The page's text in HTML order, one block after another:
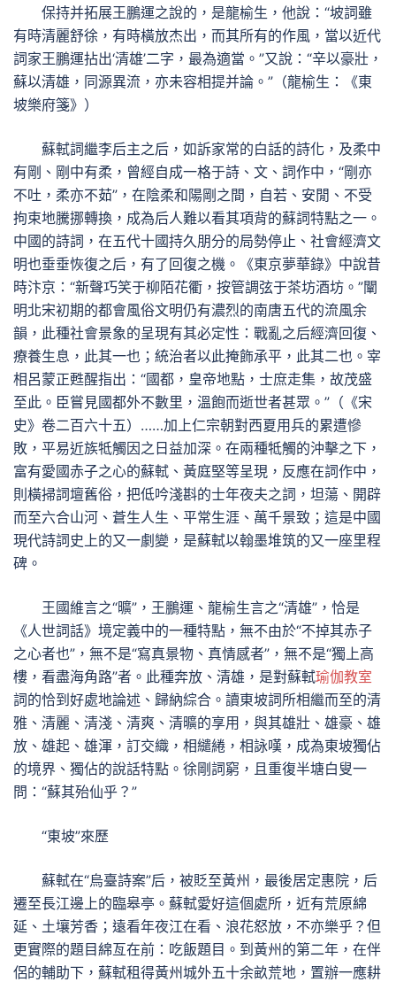
保持并拓展王鵬運之說的，是龍榆生，他說：“坡詞雖
有時清麗舒徐，有時橫放杰出，而其所有的作風，當以近代
詞家王鵬運拈出‘清雄’二字，最為適當。”又說：“辛以豪壯，
蘇以清雄，同源異流，亦未容相提并論。”（龍榆生：《東
坡樂府箋》）
蘇軾詞繼李后主之后，如訴家常的白話的詩化，及柔中
有剛、剛中有柔，曾經自成一格于詩、文、詞作中，“剛亦
不吐，柔亦不茹”，在陰柔和陽剛之間，自若、安閒、不受
拘束地騰挪轉換，成為后人難以看其項背的蘇詞特點之一。
中國的詩詞，在五代十國持久朋分的局勢停止、社會經濟文
明也垂垂恢復之后，有了回復之機。《東京夢華錄》中說昔
時汴京：“新聲巧笑于柳陌花衢，按管調弦于茶坊酒坊。”闡
明北宋初期的都會風俗文明仍有濃烈的南唐五代的流風余
韻，此種社會景象的呈現有其必定性：戰亂之后經濟回復、
療養生息，此其一也；統治者以此掩飾承平，此其二也。宰
相呂蒙正甦醒指出：“國都，皇帝地點，士庶走集，故茂盛
至此。臣嘗見國都外不數里，溫飽而逝世者甚眾。”（《宋
史》卷二百六十五）……加上仁宗朝對西夏用兵的累遭慘
敗，平易近族牴觸因之日益加深。在兩種牴觸的沖擊之下，
富有愛國赤子之心的蘇軾、黃庭堅等呈現，反應在詞作中，
則橫掃詞壇舊俗，把低吟淺斟的士年夜夫之詞，坦蕩、開辟
而至六合山河、蒼生人生、平常生涯、萬千景致；這是中國
現代詩詞史上的又一劇變，是蘇軾以翰墨堆筑的又一座里程
碑。
王國維言之“曠”，王鵬運、龍榆生言之“清雄”，恰是
《人世詞話》境定義中的一種特點，無不由於“不掉其赤子
之心者也”，無不是“寫真景物、真情感者”，無不是“獨上高
樓，看盡海角路”者。此種奔放、清雄，是對蘇軾瑜伽教室
詞的恰到好處地論述、歸納綜合。讀東坡詞所相繼而至的清
雅、清麗、清淺、清爽、清曠的享用，與其雄壯、雄豪、雄
放、雄起、雄渾，訂交織，相繾綣，相詠嘆，成為東坡獨佔
的境界、獨佔的說話特點。徐剛詞窮，且重復半塘白叟一
問：“蘇其殆仙乎？”
“東坡”來歷
蘇軾在“烏臺詩案”后，被貶至黃州，最後居定惠院，后
遷至長江邊上的臨皋亭。蘇軾愛好這個處所，近有荒原綿
延、土壤芳香；遠看年夜江在看、浪花怒放，不亦樂乎？但
更實際的題目綿亙在前：吃飯題目。到黃州的第二年，在伴
侶的輔助下，蘇軾租得黃州城外五十余畝荒地，置辦一應耕